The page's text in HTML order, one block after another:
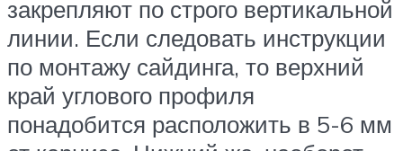
закрепляют по строго вертикальной
линии. Если следовать инструкции
по монтажу сайдинга, то верхний
край углового профиля
понадобится расположить в 5-6 мм